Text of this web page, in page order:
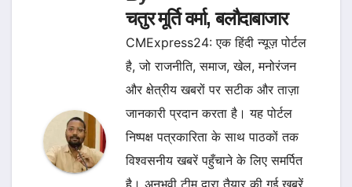
चतुर मूर्ति वर्मा, बलौदाबाजार
CMExpress24: एक हिंदी न्यूज़ पोर्टल
है, जो राजनीति, समाज, खेल, मनोरंजन
और क्षेत्रीय खबरों पर सटीक और ताज़ा
जानकारी प्रदान करता है। यह पोर्टल
निष्पक्ष पत्रकारिता के साथ पाठकों तक
विश्वसनीय खबरें पहुँचाने के लिए समर्पित